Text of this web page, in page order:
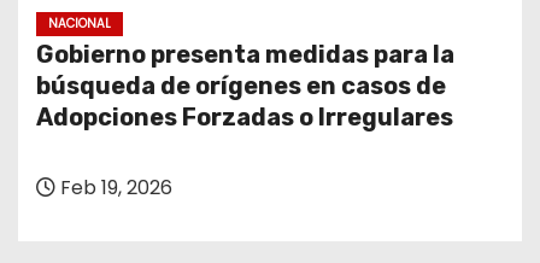
NACIONAL
Gobierno presenta medidas para la
búsqueda de orígenes en casos de
Adopciones Forzadas o Irregulares
Feb 19, 2026